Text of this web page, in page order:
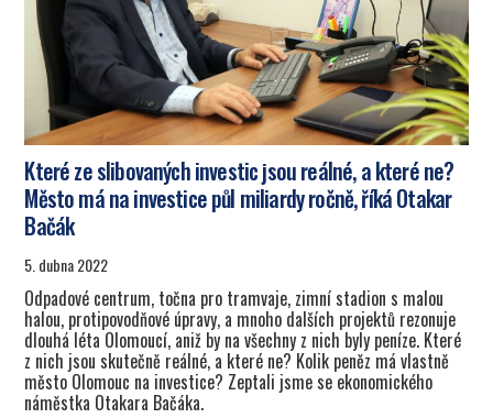
Které ze slibovaných investic jsou reálné, a které ne?
Město má na investice půl miliardy ročně, říká Otakar
Bačák
5. dubna 2022
Odpadové centrum, točna pro tramvaje, zimní stadion s malou
halou, protipovodňové úpravy, a mnoho dalších projektů rezonuje
dlouhá léta Olomoucí, aniž by na všechny z nich byly peníze. Které
z nich jsou skutečně reálné, a které ne? Kolik peněz má vlastně
město Olomouc na investice? Zeptali jsme se ekonomického
náměstka Otakara Bačáka.